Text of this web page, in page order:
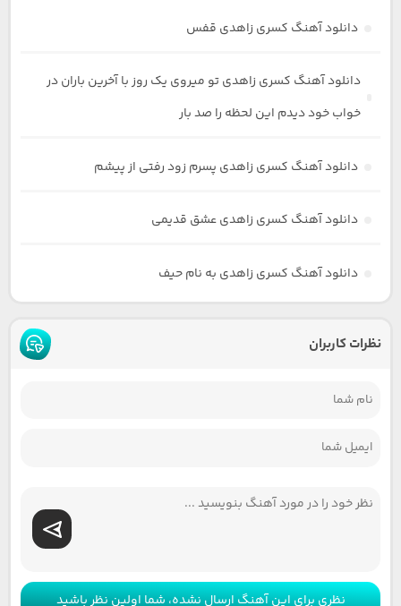
دانلود آهنگ کسری زاهدی قفس
دانلود آهنگ کسری زاهدی تو میروی یک روز با آخرین باران در
خواب خود دیدم این لحظه را صد بار
دانلود آهنگ کسری زاهدی پسرم زود رفتی از پیشم
دانلود آهنگ کسری زاهدی عشق قدیمی
دانلود آهنگ کسری زاهدی به نام حیف
نظرات کاربران
نظری برای این آهنگ ارسال نشده، شما اولین نظر باشید